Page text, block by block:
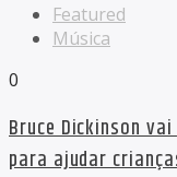
Featured
Música
0
Bruce Dickinson
para ajudar